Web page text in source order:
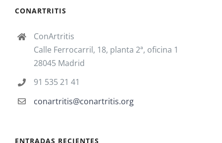
CONARTRITIS
ConArtritis
Calle Ferrocarril, 18, planta 2ª, oficina 1
28045 Madrid
91 535 21 41
conartritis@conartritis.org
ENTRADAS RECIENTES